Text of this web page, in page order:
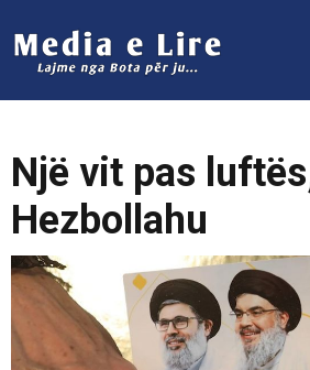
Një vit pas
Hezbollahu